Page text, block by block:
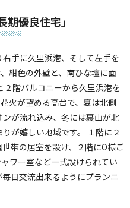
優良住宅」
手に久里浜港、そして左手を
紺色の外壁と、南ひな壇に面
２階バルコニーから久里浜港を
火が望める高台で、夏は北側
が流れ込み、冬には裏山が北
が嬉しい地域です。 １階に２
帯の居室を設け、２階にO様ご
ワー室など一式設けられてい
日交流出来るようにプランニ